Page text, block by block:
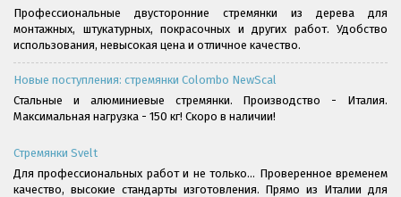
Профессиональные двусторонние стремянки из дерева для
монтажных, штукатурных, покрасочных и других работ. Удобство
использования, невысокая цена и отличное качество.
Новые поступления: стремянки Colombo NewScal
Стальные и алюминиевые стремянки. Производство - Италия.
Максимальная нагрузка - 150 кг! Скоро в наличии!
Стремянки Svelt
Для профессиональных работ и не только... Проверенное временем
качество, высокие стандарты изготовления. Прямо из Италии для